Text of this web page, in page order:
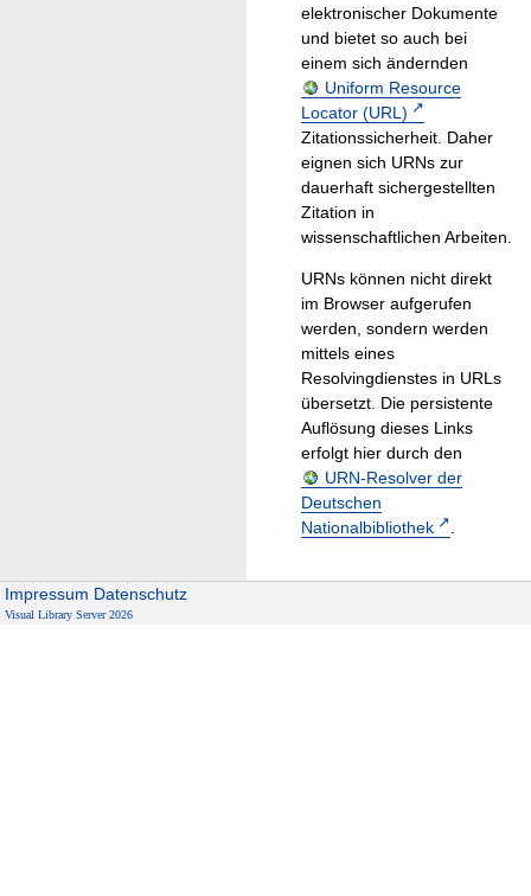
elektronischer Dokumente
und bietet so auch bei
einem sich ändernden
Uniform Resource
Locator (URL)
Zitationssicherheit. Daher
eignen sich URNs zur
dauerhaft sichergestellten
Zitation in
wissenschaftlichen Arbeiten.
URNs können nicht direkt
im Browser aufgerufen
werden, sondern werden
mittels eines
Resolvingdienstes in URLs
übersetzt. Die persistente
Auflösung dieses Links
erfolgt hier durch den
URN-Resolver der
Deutschen
Nationalbibliothek
.
Impressum Datenschutz
Visual Library Server 2026